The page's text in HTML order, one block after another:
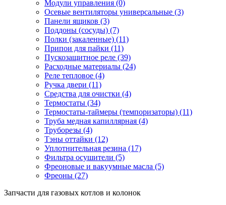
Модули управления (0)
Осевые вентиляторы универсальные (3)
Панели ящиков (3)
Поддоны (сосуды) (7)
Полки (закаленные) (11)
Припои для пайки (11)
Пускозащитное реле (39)
Расходные материалы (24)
Реле тепловое (4)
Ручка двери (11)
Средства для очистки (4)
Термостаты (34)
Термостаты-таймеры (темпоризаторы) (11)
Труба медная капиллярная (4)
Труборезы (4)
Тэны оттайки (12)
Уплотнительная резина (17)
Фильтра осушители (5)
Фреоновые и вакуумные масла (5)
Фреоны (27)
Запчасти для газовых котлов и колонок